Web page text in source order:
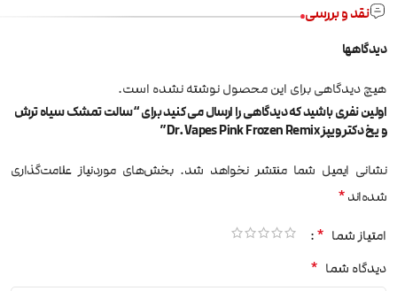
نقد و بررسی
دیدگاهها
هیچ دیدگاهی برای این محصول نوشته نشده است.
اولین نفری باشید که دیدگاهی را ارسال می کنید برای “سالت تمشک سیاه ترش
و یخ دکتر ویپز Dr.Vapes Pink Frozen Remix”
نشانی ایمیل شما منتشر نخواهد شد. بخش‌های موردنیاز علامت‌گذاری
شده‌اند*
امتیاز شما *
دیدگاه شما *